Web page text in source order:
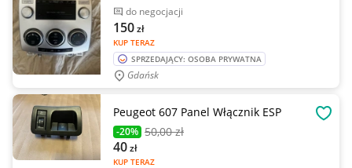
do negocjacji
KUP TERAZ
150zł
SPRZEDAJĄCY: OSOBA PRYWATNA
Gdańsk
Peugeot 607 Panel Włącznik ESP
-20% 50,00 zł
KUP TERAZ
40zł